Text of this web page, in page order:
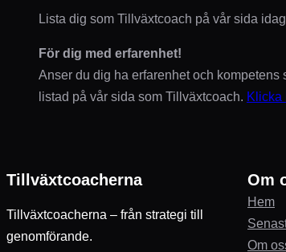
Lista dig som Tillväxtcoach på vår sida idag
För dig med erfarenhet!
Anser du dig ha erfarenhet och kompetens
listad på vår sida som Tillväxtcoach. Klicka
Tillväxtcoacherna
Tillväxtcoacherna – från strategi till
genomförande.
Om
Hem
Om